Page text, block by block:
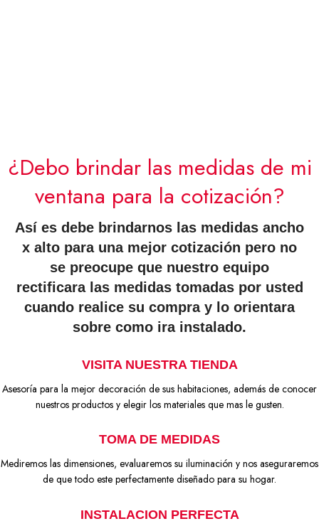
¿Debo brindar las medidas de mi
ventana para la cotización?
Así es debe brindarnos las medidas ancho
x alto para una mejor cotización pero no
se preocupe que nuestro equipo
rectificara las medidas tomadas por usted
cuando realice su compra y lo orientara
sobre como ira instalado.
VISITA NUESTRA TIENDA
Asesoría para la mejor decoración de sus habitaciones, además de conocer
nuestros productos y elegir los materiales que mas le gusten.
TOMA DE MEDIDAS
Mediremos las dimensiones, evaluaremos su iluminación y nos aseguraremos
de que todo este perfectamente diseñado para su hogar.
INSTALACION PERFECTA